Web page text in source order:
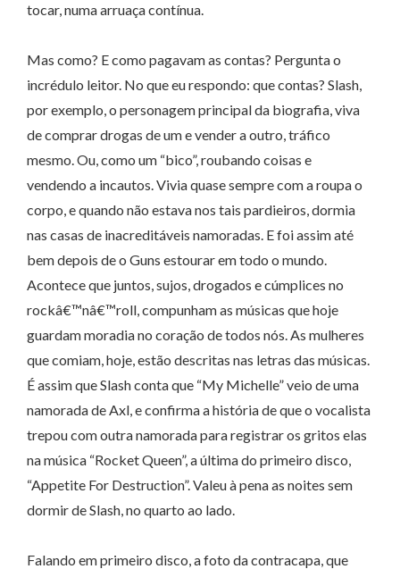
tocar, numa arruaça contínua.
Mas como? E como pagavam as contas? Pergunta o
incrédulo leitor. No que eu respondo: que contas? Slash,
por exemplo, o personagem principal da biografia, viva
de comprar drogas de um e vender a outro, tráfico
mesmo. Ou, como um “bico”, roubando coisas e
vendendo a incautos. Vivia quase sempre com a roupa o
corpo, e quando não estava nos tais pardieiros, dormia
nas casas de inacreditáveis namoradas. E foi assim até
bem depois de o Guns estourar em todo o mundo.
Acontece que juntos, sujos, drogados e cúmplices no
rockâ€™nâ€™roll, compunham as músicas que hoje
guardam moradia no coração de todos nós. As mulheres
que comiam, hoje, estão descritas nas letras das músicas.
É assim que Slash conta que “My Michelle” veio de uma
namorada de Axl, e confirma a história de que o vocalista
trepou com outra namorada para registrar os gritos elas
na música “Rocket Queen”, a última do primeiro disco,
“Appetite For Destruction”. Valeu à pena as noites sem
dormir de Slash, no quarto ao lado.
Falando em primeiro disco, a foto da contracapa, que